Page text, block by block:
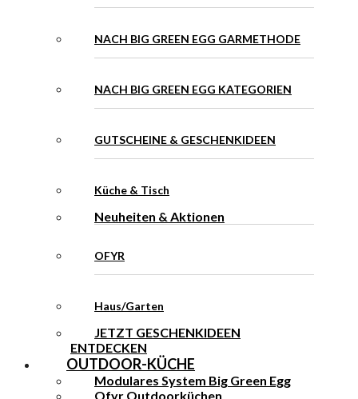
NACH BIG GREEN EGG GARMETHODE
NACH BIG GREEN EGG KATEGORIEN
GUTSCHEINE & GESCHENKIDEEN
Küche & Tisch
Neuheiten & Aktionen
OFYR
Haus/Garten
JETZT GESCHENKIDEEN
ENTDECKEN
OUTDOOR-KÜCHE
Modulares System Big Green Egg
Ofyr Outdoorküchen